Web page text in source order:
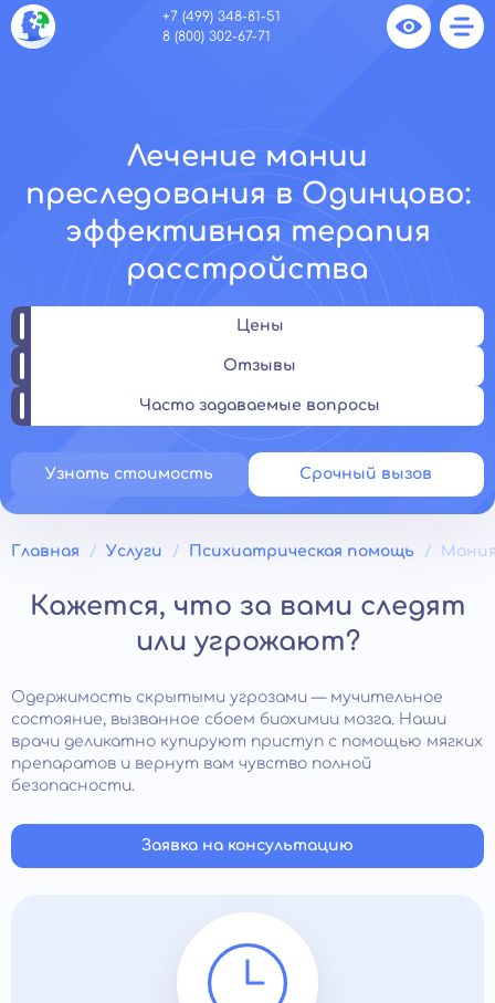
+7 (499) 348-81-51
8 (800) 302-67-71
Лечение мании
преследования в Одинцово:
эффективная терапия
расстройства
Цены
Отзывы
Часто задаваемые вопросы
Узнать стоимость Срочный вызов
Главная Услуги Психиатрическая помощь
Кажется, что за вами следят
или угрожают?
Одержимость скрытыми угрозами — мучительное
состояние, вызванное сбоем биохимии мозга. Наши
врачи деликатно купируют приступ с помощью мягких
препаратов и вернут вам чувство полной
безопасности.
Заявка на консультацию